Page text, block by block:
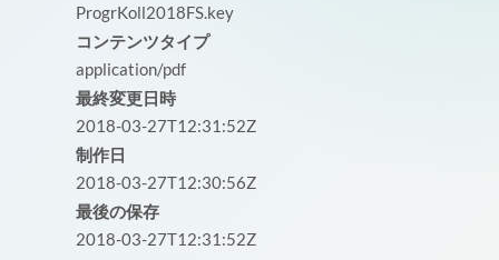
ProgrKoll2018FS.key
コンテンツタイプ
application/pdf
最終変更日時
2018-03-27T12:31:52Z
制作日
2018-03-27T12:30:56Z
最後の保存
2018-03-27T12:31:52Z